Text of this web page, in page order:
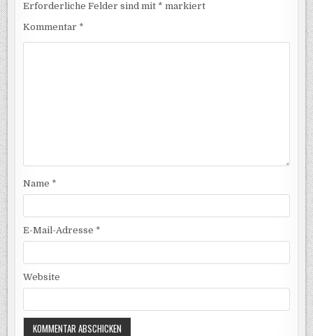
Erforderliche Felder sind mit * markiert
Kommentar *
Name *
E-Mail-Adresse *
Website